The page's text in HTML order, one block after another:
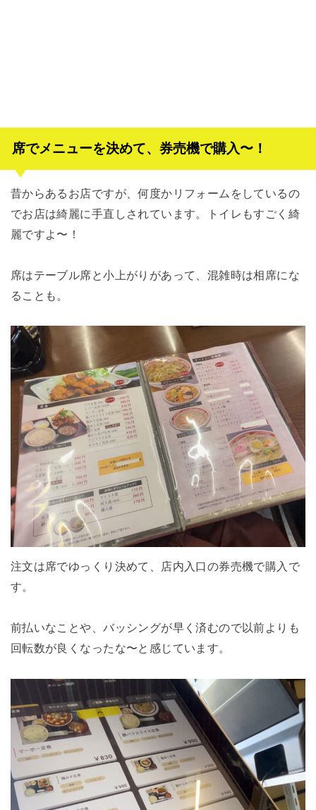
席でメニューを決めて、券売機で購入〜！
昔からあるお店ですが、何度かリフォームをしているの
でお店は綺麗に手直しされています。トイレもすごく綺
麗ですよ〜！
席はテーブル席と小上がりがあって、混雑時は相席にな
ることも。
注文は席でゆっくり決めて、店内入口の券売機で購入で
す。
前払いなことや、バッシングが早く済むので以前よりも
回転数が良くなったな〜と感じています。